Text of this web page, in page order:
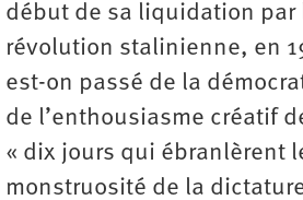
début de sa liquidation par
révolution stalinienne, en
est-on passé de la
de l’enthousiasme créatif
« dix jours qui ébranlèrent
monstruosité de la